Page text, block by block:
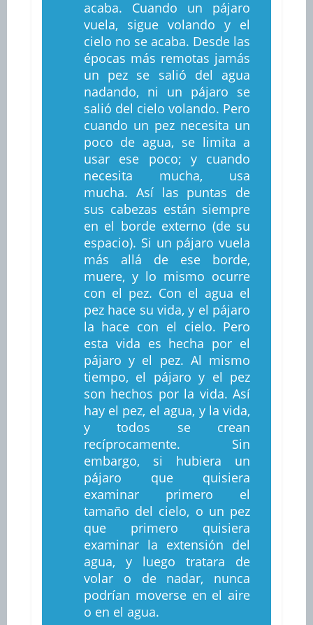
acaba. Cuando un pájaro
vuela, sigue volando y el
cielo no se acaba. Desde las
épocas más remotas jamás
un pez se salió del agua
nadando, ni un pájaro se
salió del cielo volando. Pero
cuando un pez necesita un
poco de agua, se limita a
usar ese poco; y cuando
necesita mucha, usa
mucha. Así las puntas de
sus cabezas están siempre
en el borde externo (de su
espacio). Si un pájaro vuela
más allá de ese borde,
muere, y lo mismo ocurre
con el pez. Con el agua el
pez hace su vida, y el pájaro
la hace con el cielo. Pero
esta vida es hecha por el
pájaro y el pez. Al mismo
tiempo, el pájaro y el pez
son hechos por la vida. Así
hay el pez, el agua, y la vida,
y todos se crean
recíprocamente. Sin
embargo, si hubiera un
pájaro que quisiera
examinar primero el
tamaño del cielo, o un pez
que primero quisiera
examinar la extensión del
agua, y luego tratara de
volar o de nadar, nunca
podrían moverse en el aire
o en el agua.